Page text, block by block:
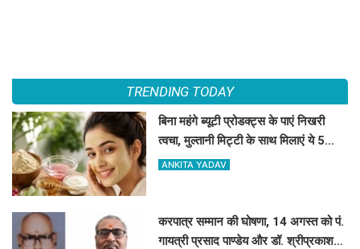
TRENDING TODAY
बिना महंगे ब्यूटी प्रोडक्ट्स के पाएं निखरी
त्वचा, मुल्तानी मिट्टी के साथ मिलाएं ये 5
चीजें, त्वचा दिखेगी दमकती
ANKITA YADAV
करपात्र सम्मान की घोषणा, 14 अगस्त को पं.
गायत्री प्रसाद पाण्डेय और डॉ. श्रीप्रकाश